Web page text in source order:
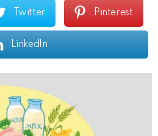
Twitter Pinterest
LinkedIn